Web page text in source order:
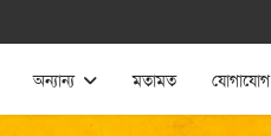
অন্যান্য মতামত যোগাযোগ